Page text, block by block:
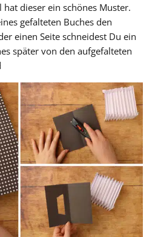
dieser ein schönes Muster.
gefalteten Buches den
einen Seite schneidest Du ein
später von den aufgefalteten